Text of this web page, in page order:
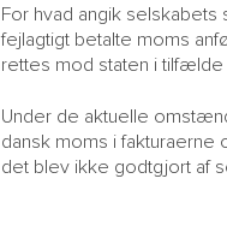
For hvad angik
fejlagtigt betalte moms
rettes mod staten i
Under de aktuelle
dansk moms i
det blev ikke godtgjort af